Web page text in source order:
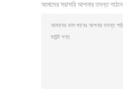
আমাদের সরাসরি আপনার তদন্ত পাঠান